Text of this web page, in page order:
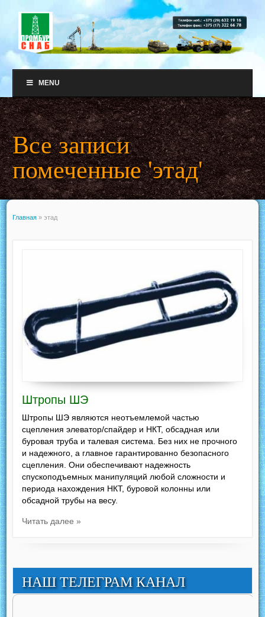
MENU
Все записи
помеченные 'этад'
Главная » этад
Штропы ШЭ
Штропы ШЭ являются неотъемлемой частью
сцепления элеватор/спайдер и НКТ, обсадная или
буровая труба и талевая система. Без них не прочного
и надежного, а главное гарантированно безопасного
сцепления. Они обеспечивают надежность
спускоподъемных манипуляций любой сложности и
периода нахождения НКТ, буровой колонны или
обсадной трубы на весу.
Читать далее »
НАШ ТЕЛЕГРАМ КАНАЛ